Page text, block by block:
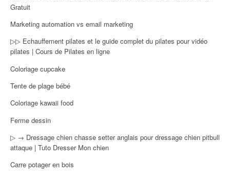
Gratuit
Marketing automation vs email marketing
▷▷ Echauffement pilates et le guide complet du pilates pour vidéo
pilates | Cours de Pilates en ligne
Coloriage cupcake
Tente de plage bébé
Coloriage kawaii food
Ferme dessin
▷ → Dressage chien chasse setter anglais pour dressage chien pitbull
attaque | Tuto Dresser Mon chien
Carre potager en bois